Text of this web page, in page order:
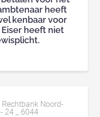
heeft
kenbaar voor
heeft niet
Rechtbank Noord-
24 _ 6044